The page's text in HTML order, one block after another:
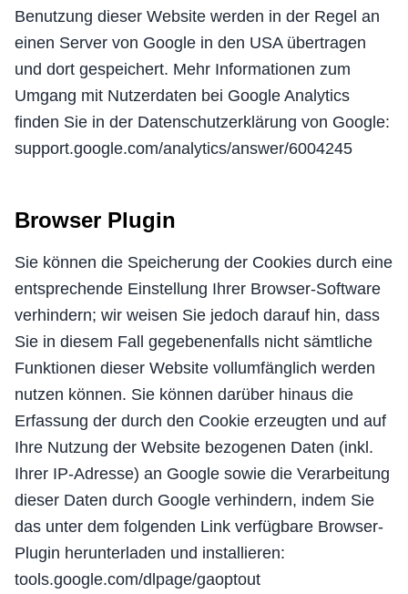
Benutzung dieser Website werden in der Regel an
einen Server von Google in den USA übertragen
und dort gespeichert. Mehr Informationen zum
Umgang mit Nutzerdaten bei Google Analytics
finden Sie in der Datenschutzerklärung von Google:
support.google.com/analytics/answer/6004245
Browser Plugin
Sie können die Speicherung der Cookies durch eine
entsprechende Einstellung Ihrer Browser-Software
verhindern; wir weisen Sie jedoch darauf hin, dass
Sie in diesem Fall gegebenenfalls nicht sämtliche
Funktionen dieser Website vollumfänglich werden
nutzen können. Sie können darüber hinaus die
Erfassung der durch den Cookie erzeugten und auf
Ihre Nutzung der Website bezogenen Daten (inkl.
Ihrer IP-Adresse) an Google sowie die Verarbeitung
dieser Daten durch Google verhindern, indem Sie
das unter dem folgenden Link verfügbare Browser-
Plugin herunterladen und installieren:
tools.google.com/dlpage/gaoptout